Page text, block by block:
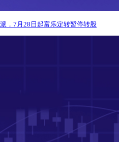
，7月28日起富乐定转暂停转股